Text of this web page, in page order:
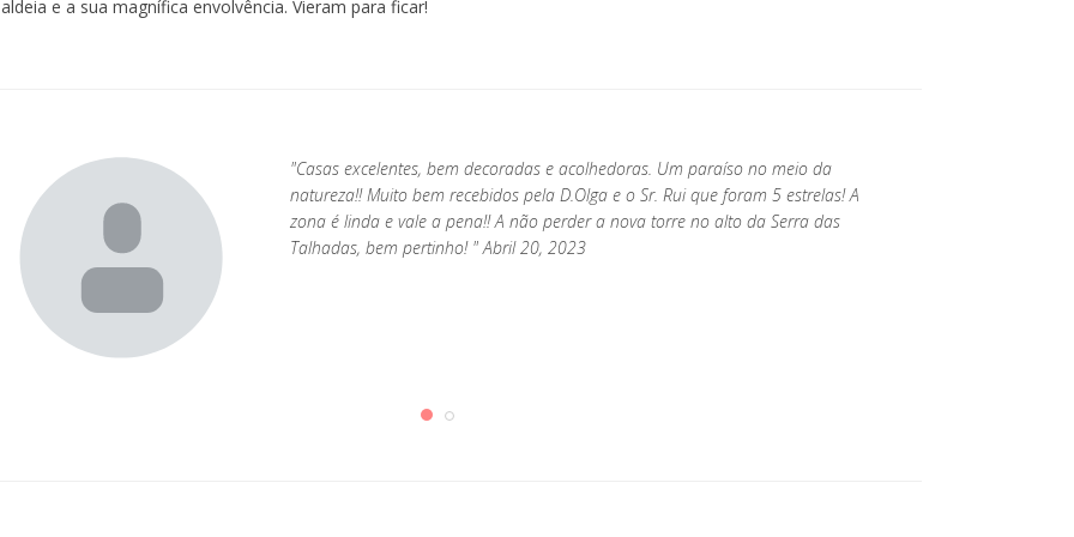
e a sua magnífica envolvência. Vieram para ficar!
"Casas excelentes, bem decoradas e acolhedoras. Um paraíso no meio da
natureza!! Muito bem recebidos pela D.Olga e o Sr. Rui que foram 5 estrelas! A
zona é linda e vale a pena!! A não perder a nova torre no alto da Serra das
Talhadas, bem pertinho! " Abril 20, 2023